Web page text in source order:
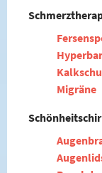
Migräne